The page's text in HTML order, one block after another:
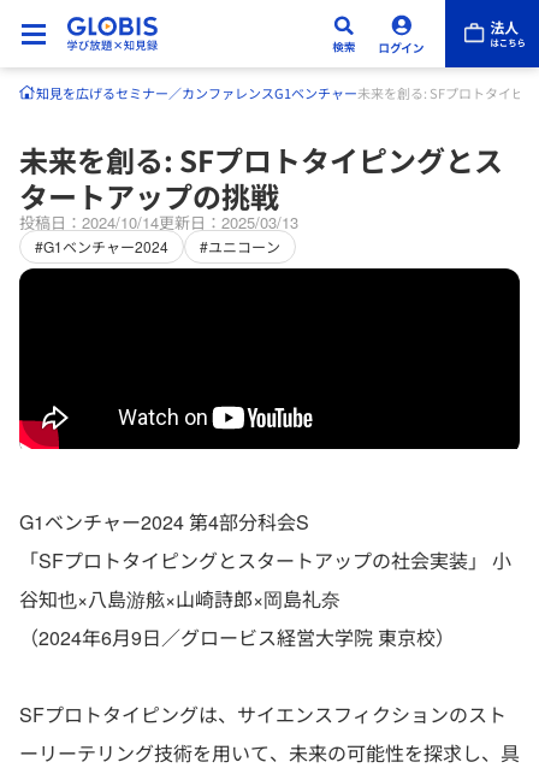
知見を広げるセミナー／カンファレンスG1ベンチャー未来を創る: SFプロトタイピ
未来を創る: SFプロトタイピングとス
タートアップの挑戦
投稿日：2024/10/14更新日：2025/03/13
#G1ベンチャー2024 #ユニコーン
G1ベンチャー2024 第4部分科会S
「SFプロトタイピングとスタートアップの社会実装」 小
谷知也×八島游舷×山崎詩郎×岡島礼奈
（2024年6月9日／グロービス経営大学院 東京校）
SFプロトタイピングは、サイエンスフィクションのスト
ーリーテリング技術を用いて、未来の可能性を探求し、具